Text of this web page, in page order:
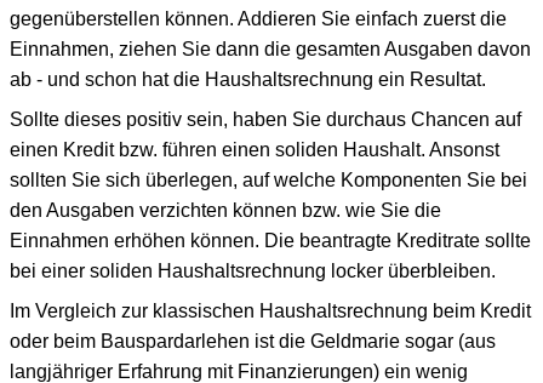
gegenüberstellen können. Addieren Sie einfach zuerst die
Einnahmen, ziehen Sie dann die gesamten Ausgaben davon
ab - und schon hat die Haushaltsrechnung ein Resultat.
Sollte dieses positiv sein, haben Sie durchaus Chancen auf
einen Kredit bzw. führen einen soliden Haushalt. Ansonst
sollten Sie sich überlegen, auf welche Komponenten Sie bei
den Ausgaben verzichten können bzw. wie Sie die
Einnahmen erhöhen können. Die beantragte Kreditrate sollte
bei einer soliden Haushaltsrechnung locker überbleiben.
Im Vergleich zur klassischen Haushaltsrechnung beim Kredit
oder beim Bauspardarlehen ist die Geldmarie sogar (aus
langjähriger Erfahrung mit Finanzierungen) ein wenig